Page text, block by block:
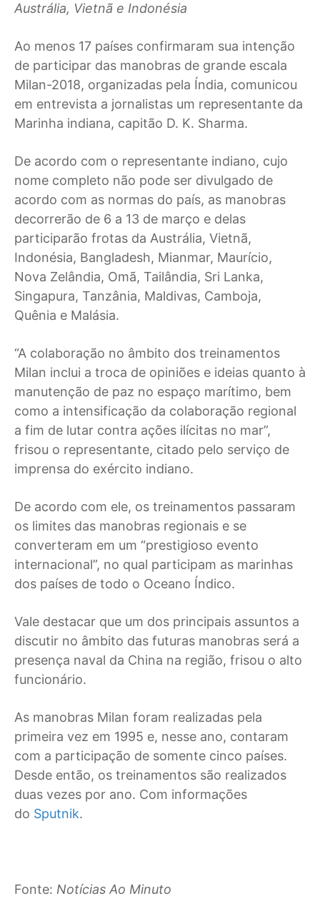
Austrália, Vietnã e Indonésia
Ao menos 17 países confirmaram sua intenção
de participar das manobras de grande escala
Milan-2018, organizadas pela Índia, comunicou
em entrevista a jornalistas um representante da
Marinha indiana, capitão D. K. Sharma.
De acordo com o representante indiano, cujo
nome completo não pode ser divulgado de
acordo com as normas do país, as manobras
decorrerão de 6 a 13 de março e delas
participarão frotas da Austrália, Vietnã,
Indonésia, Bangladesh, Mianmar, Maurício,
Nova Zelândia, Omã, Tailândia, Sri Lanka,
Singapura, Tanzânia, Maldivas, Camboja,
Quênia e Malásia.
“A colaboração no âmbito dos treinamentos
Milan inclui a troca de opiniões e ideias quanto à
manutenção de paz no espaço marítimo, bem
como a intensificação da colaboração regional
a fim de lutar contra ações ilícitas no mar”,
frisou o representante, citado pelo serviço de
imprensa do exército indiano.
De acordo com ele, os treinamentos passaram
os limites das manobras regionais e se
converteram em um “prestigioso evento
internacional”, no qual participam as marinhas
dos países de todo o Oceano Índico.
Vale destacar que um dos principais assuntos a
discutir no âmbito das futuras manobras será a
presença naval da China na região, frisou o alto
funcionário.
As manobras Milan foram realizadas pela
primeira vez em 1995 e, nesse ano, contaram
com a participação de somente cinco países.
Desde então, os treinamentos são realizados
duas vezes por ano. Com informações
do Sputnik.
Fonte: Notícias Ao Minuto